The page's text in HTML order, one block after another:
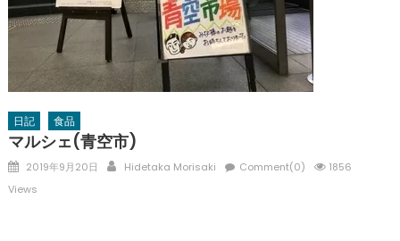
日記 食品
マルシェ(青空市)
Posted
on
2019年9月20日 Author
Hidetaka Morisaki Comment(0)
1856
Views